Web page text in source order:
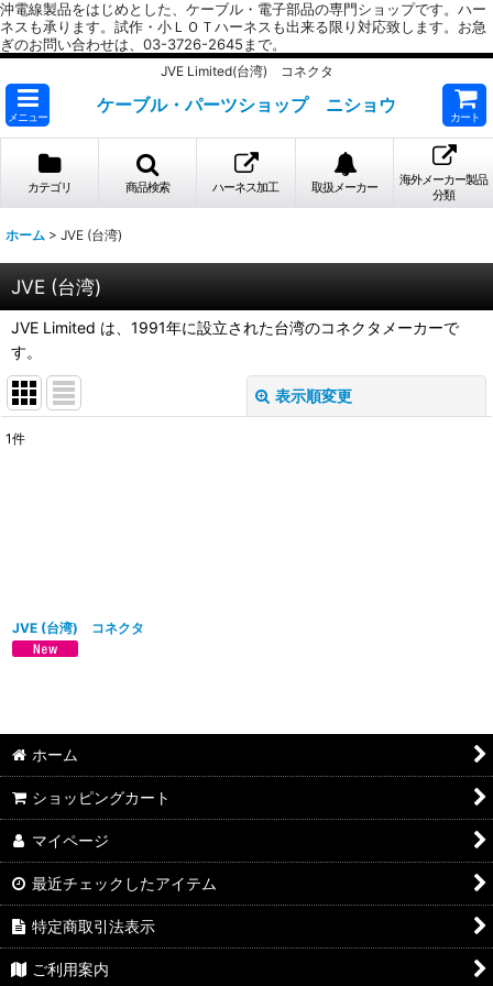
沖電線製品をはじめとした、ケーブル・電子部品の専門ショップです。ハー
ネスも承ります。試作・小ＬＯＴハーネスも出来る限り対応致します。お急
ぎのお問い合わせは、03-3726-2645まで。
JVE Limited(台湾) コネクタ
メニュー
ケーブル・パーツショップ ニショウ
カート
カテゴリ 商品検索 ハーネス加工 取扱メーカー
海外メーカー製品
分類
ホーム > JVE (台湾)
JVE (台湾)
JVE Limited は、1991年に設立された台湾のコネクタメーカーで
す。
表示順変更
1件
JVE (台湾) コネクタ
ホーム
ショッピングカート
マイページ
最近チェックしたアイテム
特定商取引法表示
ご利用案内